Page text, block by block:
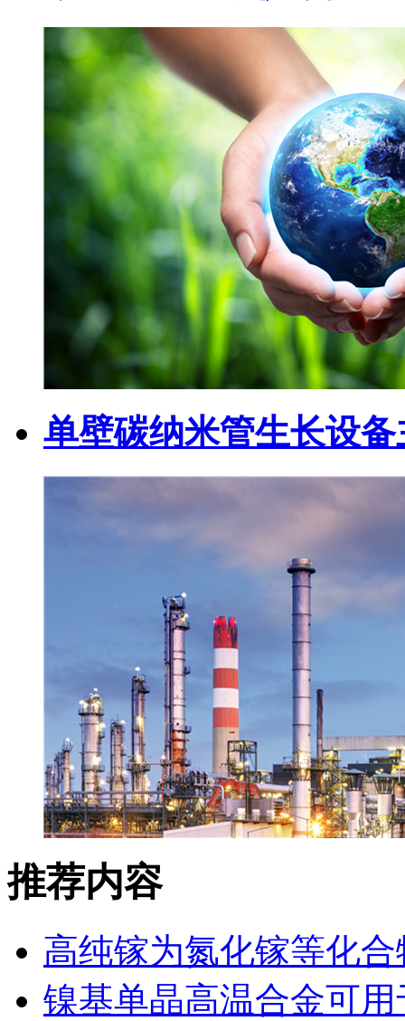
单壁碳纳米管生长设
推荐内容
高纯镓为氮化镓等化
镍基单晶高温合金可